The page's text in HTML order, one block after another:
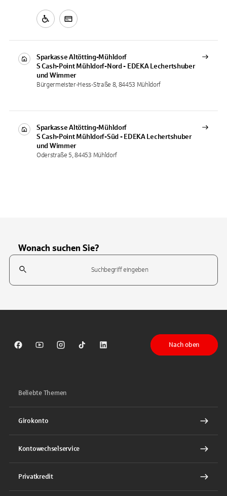
Sparkasse Altötting-Mühldorf
S Cash-Point Mühldorf-Nord - EDEKA Lechertshuber
und Wimmer
Bürgermeister-Hess-Straße 8, 84453 Mühldorf
Sparkasse Altötting-Mühldorf
S Cash-Point Mühldorf-Süd - EDEKA Lechertshuber
und Wimmer
Oderstraße 5, 84453 Mühldorf
Wonach suchen Sie?
Suchfeld
Sparkasse auf Facebook
Sparkasse auf Youtube
Sparkasse auf Instagram
Sparkasse auf TikTok
Sparkasse auf LinkedIn
Nach oben
Beliebte Themen
Girokonto
Kontowechselservice
Privatkredit